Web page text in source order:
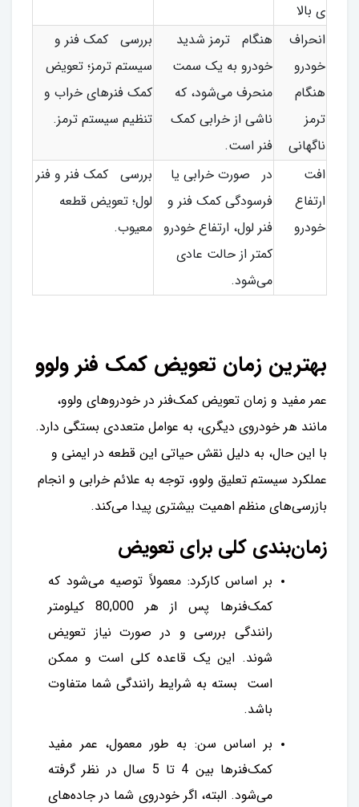
ی بالا
انحراف
خودرو
هنگام
ترمز
ناگهانی
هنگام ترمز شدید
خودرو به یک سمت
منحرف می‌شود، که
ناشی از خرابی کمک
فنر است.
بررسی کمک فنر و
سیستم ترمز؛ تعویض
کمک فنرهای خراب و
تنظیم سیستم ترمز.
افت
ارتفاع
خودرو
در صورت خرابی یا
فرسودگی کمک فنر و
فنر لول، ارتفاع خودرو
کمتر از حالت عادی
می‌شود.
بررسی کمک فنر و فنر
لول؛ تعویض قطعه
معیوب.
بهترین زمان تعویض کمک فنر ولوو
عمر مفید و زمان تعویض کمک‌فنر در خودروهای ولوو،
مانند هر خودروی دیگری، به عوامل متعددی بستگی دارد.
با این حال، به دلیل نقش حیاتی این قطعه در ایمنی و
عملکرد سیستم تعلیق ولوو، توجه به علائم خرابی و انجام
بازرسی‌های منظم اهمیت بیشتری پیدا می‌کند.
زمان‌بندی کلی برای تعویض
بر اساس کارکرد: معمولاً توصیه می‌شود که
کمک‌فنرها پس از هر 80,000 کیلومتر
رانندگی بررسی و در صورت نیاز تعویض
شوند. این یک قاعده کلی است و ممکن
است بسته به شرایط رانندگی شما متفاوت
باشد.
بر اساس سن: به طور معمول، عمر مفید
کمک‌فنرها بین 4 تا 5 سال در نظر گرفته
می‌شود. البته، اگر خودروی شما در جاده‌های